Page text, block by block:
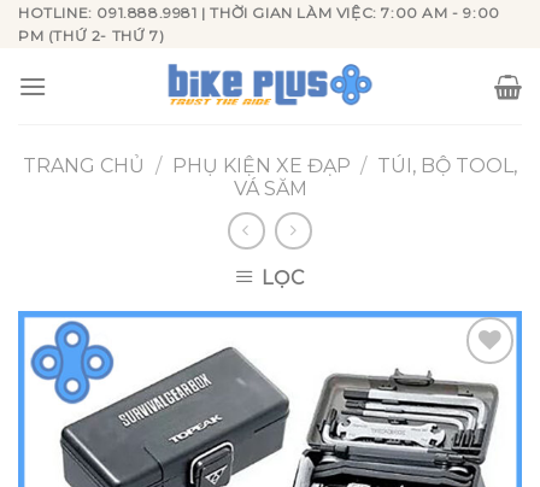
Skip
content
HOTLINE: 091.888.9981 | THỜI GIAN LÀM VIỆC: 7:00 AM - 9:00
PM (THỨ 2- THỨ 7)
TRANG CHỦ / PHỤ KIỆN XE ĐẠP / TÚI, BỘ TOOL,
VÁ SĂM
LỌC
Add to
wishlist